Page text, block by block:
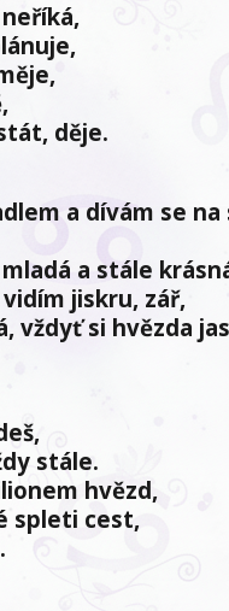
děje.
a dívám se na
a stále
jiskru, zář,
vždyť si hvězda
stále.
hvězd,
spleti cest,